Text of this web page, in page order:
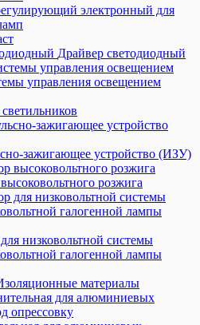
электронный для
Драйвер светодиодный
управления освещением
зажигающее устройство (ИЗУ)
розжига
низковольтной системы
галогенной лампы
материалы